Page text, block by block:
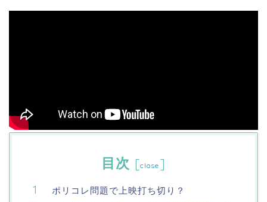
目次 [close ]
ポリコレ問題で上映打ち切り？